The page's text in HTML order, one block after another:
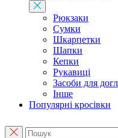
Рюкзаки
Сумки
Шкарпетки
Шапки
Кепки
Рукавиці
Засоби для
Інше
Популярні кросівки